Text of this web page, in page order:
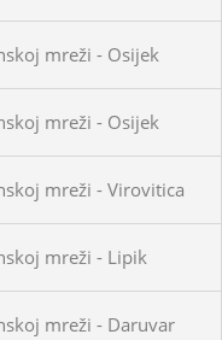
mreži - Osijek
mreži - Osijek
mreži - Virovitica
mreži - Lipik
mreži - Daruvar